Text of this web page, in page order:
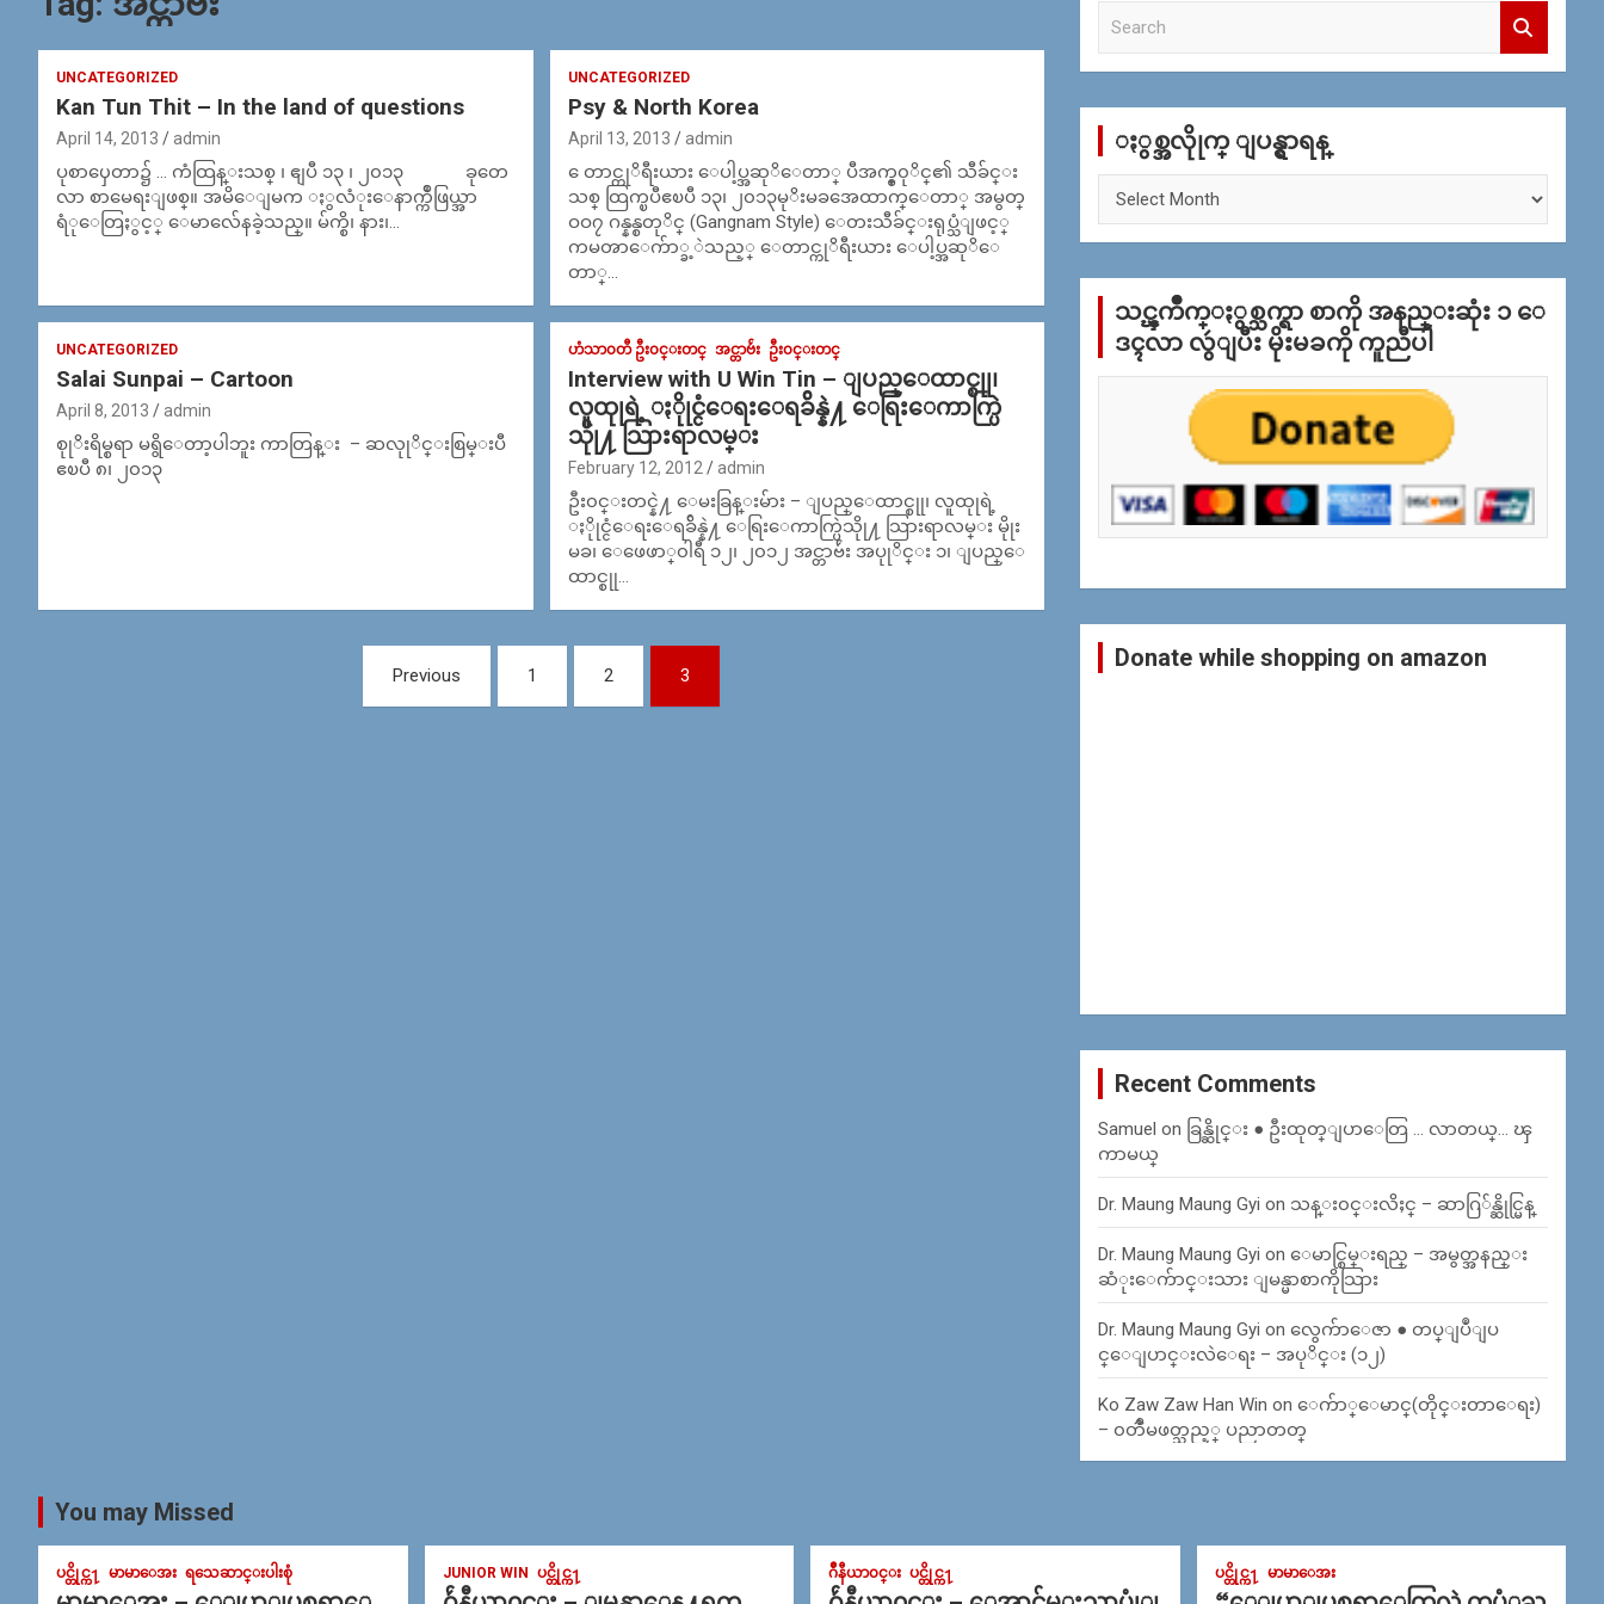
UNCATEGORIZED
Kan Tun Thit – In the land of questions
April 14, 2013 admin
ပုစာၦေတာ၌ … ကံထြန္းသစ္ ၊ ဧျပီ ၁၃ ၊ ၂၀၁၃ ခုတေ
လာ စာမေရးျဖစ္။ အမိေျမက ႏွလံုးေနာက္က်ဳဖြယ္အာ
ရံုေတြႏွင့္ ေမာလ်ေနခဲ့သည္။ မ်က္စိ၊ နား၊…
UNCATEGORIZED
Psy & North Korea
April 13, 2013 admin
ေတာင္ကုိရီးယား ေပါ့ပ္အဆုိေတာ္ ပီအက္စ္၀ုိင္၏ သီခ်င္း
သစ္ ထြက္ၿပီဧၿပီ ၁၃၊ ၂၀၁၃မုိးမခအေထာက္ေတာ္ အမွတ္
ဝဝ၇ ဂန္နန္စတုိင္ (Gangnam Style) ေတးသီခ်င္းရုပ္သံျဖင့္
ကမၻာေက်ာ္ခ့ဲသည့္ ေတာင္ကုိရီးယား ေပါ့ပ္အဆုိေ
တာ္…
UNCATEGORIZED
Salai Sunpai – Cartoon
April 8, 2013 admin
စုုိးရိမ္စရာ မရွိေတာ့ပါဘူး ကာတြန္း – ဆလုုိင္းစြမ္းပီ
ဧၿပီ ၈၊ ၂၀၁၃
ဟံသာ၀တီ ဦး၀င္းတင္ အင္တာဗ်ဴး ဦး၀င္းတင္
Interview with U Win Tin – ျပည္ေထာင္စုု၊
လူထုုရဲ့ ႏိုုင္ငံေရးေရခ်ိန္နဲ႔ ေရြးေကာက္ပြဲ
သိုု႔ သြားရာလမ္း
February 12, 2012 admin
ဦး၀င္းတင္နဲ႔ ေမးခြန္းမ်ား – ျပည္ေထာင္စုု၊ လူထုုရဲ့
ႏိုုင္ငံေရးေရခ်ိန္နဲ႔ ေရြးေကာက္ပြဲသိုု႔ သြားရာလမ္း မိုုး
မခ၊ ေဖေဖာ္၀ါရီ ၁၂၊ ၂၀၁၂ အင္တာဗ်ဴး အပုုိင္း ၁၊ ျပည္ေ
ထာင္စုု…
Previous 1 2 3
c
ႏွစ္အလိုုက္ ျပန္ရွာရန္
က္
န္
သင္ၾကိဳက္ႏွစ္သက္ရာ စာကို အနည္းဆုံး ၁ ေ
ဒၚလာ လွဴျပီး မိုးမခကို ကူညီပါ
Donate while shopping on amazon
Recent Comments
Samuel on ခြန္ဆိုင္း ● ဦးထုတ္ျပာေတြ … လာတယ္… ၾ
ကာမယ္
Dr. Maung Maung Gyi on သန္း၀င္းလိႈင္ – ဆာဂြ်န္ဆိုင္မြန္
Dr. Maung Maung Gyi onေမာင္စြမ္းရည္ – အမွတ္အနည္း
ဆံုးေက်ာင္းသား ျမန္မာစာကိုသြား
Dr. Maung Maung Gyi onလွေက်ာေဇာ ● တပ္ျပဳျပ
င္ေျပာင္းလဲေရး – အပုိင္း (၁၂)
Ko Zaw Zaw Han Win onေက်ာ္ေမာင္(တိုင္းတာေရး)
– ၀တၳဳမဖတ္သည့္ ပညာတတ္
You may Missed
ပင္တိုင္က႑ မာမာေအး ရသေဆာင္းပါးစုံ JUNIOR WIN ပင္တိုင္က႑ ဂ်ဳနီယာ၀င္း ပင္တိုင္က႑ ပင္တိုင္က႑ မာမာေအး